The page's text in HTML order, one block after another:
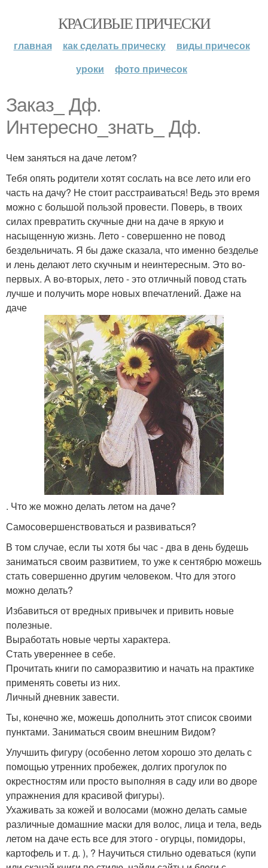
КРАСИВЫЕ ПРИЧЕСКИ
главная как сделать прическу
виды причесок
уроки
фото причесок
Заказ_ Дф.
Интересно_знать_ Дф.
Чем заняться на даче летом?
Тебя опять родители хотят сослать на все лето или его
часть на дачу? Не стоит расстраиваться! Ведь это время
можно с большой пользой провести. Поверь, в твоих
силах превратить скучные дни на даче в яркую и
насыщенную жизнь. Лето - совершенно не повод
бездельничать. Я бы даже сказала, что именно безделье
и лень делают лето скучным и неинтересным. Это во-
первых. А во-вторых, лето - это отличный повод стать
лучше и получить море новых впечатлений. Даже на
даче
. Что же можно делать летом на даче?
Самосовершенствоваться и развиваться?
В том случае, если ты хотя бы час - два в день будешь
заниматься своим развитием, то уже к сентябрю можешь
стать совершенно другим человеком. Что для этого
можно делать?
Избавиться от вредных привычек и привить новые
полезные.
Выработать новые черты характера.
Стать увереннее в себе.
Прочитать книги по саморазвитию и начать на практике
применять советы из них.
Личный дневник завести.
Ты, конечно же, можешь дополнить этот список своими
пунктами. Заниматься своим внешним Видом?
Улучшить фигуру (особенно летом хорошо это делать с
помощью утренних пробежек, долгих прогулок по
окрестностям или просто выполняя в саду или во дворе
упражнения для красивой фигуры).
Ухаживать за кожей и волосами (можно делать самые
различные домашние маски для волос, лица и тела, ведь
летом на даче есть все для этого - огурцы, помидоры,
картофель и т. д. ), ? Научиться стильно одеваться (купи